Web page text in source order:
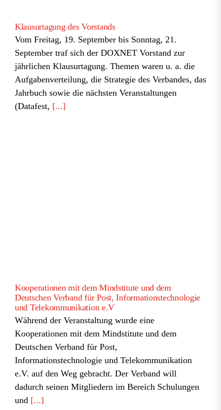
Klausurtagung des Vorstands
Vom Freitag, 19. September bis Sonntag, 21.
September traf sich der DOXNET Vorstand zur
jährlichen Klausurtagung. Themen waren u. a. die
Aufgabenverteilung, die Strategie des Verbandes, das
Jahrbuch sowie die nächsten Veranstaltungen
(Datafest, [...]
Kooperationen mit dem Mindstitute und dem
Deutschen Verband für Post, Informationstechnologie
und Telekommunikation e.V
Während der Veranstaltung wurde eine
Kooperationen mit dem Mindstitute und dem
Deutschen Verband für Post,
Informationstechnologie und Telekommunikation
e.V. auf den Weg gebracht. Der Verband will
dadurch seinen Mitgliedern im Bereich Schulungen
und [...]